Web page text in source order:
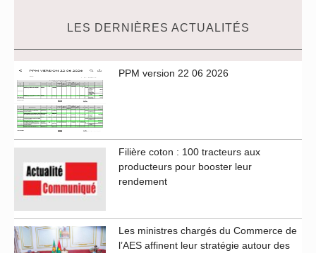
LES DERNIÈRES ACTUALITÉS
PPM version 22 06 2026
Filière coton : 100 tracteurs aux
producteurs pour booster leur
rendement
Les ministres chargés du Commerce de
l’AES affinent leur stratégie autour des